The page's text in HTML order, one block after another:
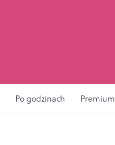
Po godzinach Premium